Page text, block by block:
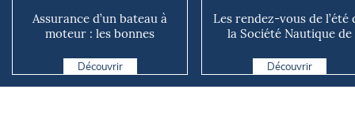
Assurance d’un bateau à
moteur : les bonnes
d...
Découvrir
Les rendez-vous de l’été
la Société Nautique de
Découvrir